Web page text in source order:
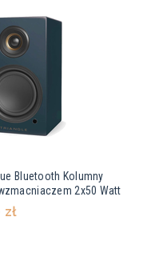
Bluetooth Kolumny
2x50 Watt